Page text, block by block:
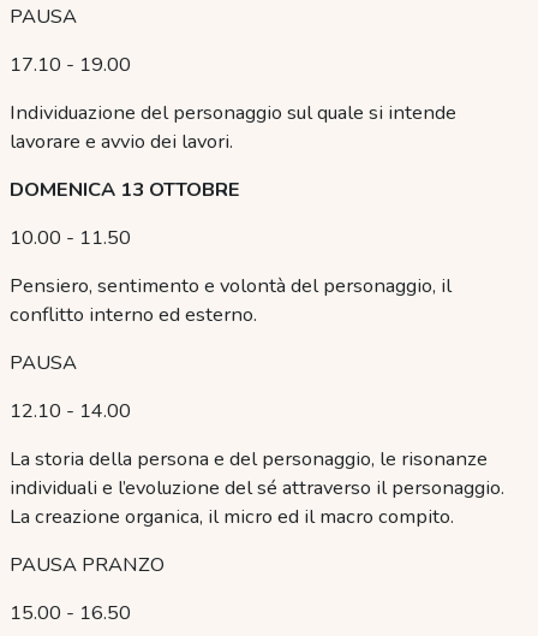
PAUSA
17.10 - 19.00
Individuazione del personaggio sul quale si intende
lavorare e avvio dei lavori.
DOMENICA 13 OTTOBRE
10.00 - 11.50
Pensiero, sentimento e volontà del personaggio, il
conflitto interno ed esterno.
PAUSA
12.10 - 14.00
La storia della persona e del personaggio, le risonanze
individuali e l’evoluzione del sé attraverso il personaggio.
La creazione organica, il micro ed il macro compito.
PAUSA PRANZO
15.00 - 16.50